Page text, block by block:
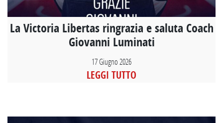
La Victoria Libertas ringrazia e saluta Coach
Giovanni Luminati
17 Giugno 2026
LEGGI TUTTO